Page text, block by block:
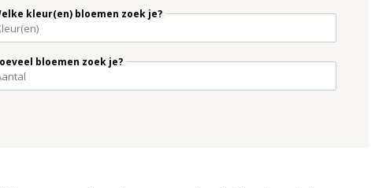
kleur(en) bloemen zoek je?
bloemen zoek je?